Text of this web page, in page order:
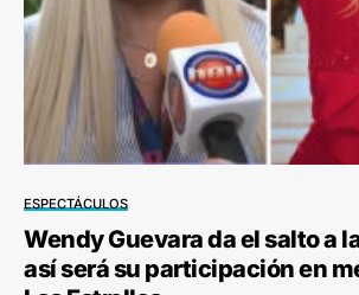
ESPECTÁCULOS
Wendy Guevara da el salto a
así será su participación en